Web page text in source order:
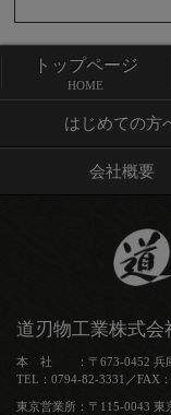
トップページ
はじめての方
会社概要
トップページ
HOME
道刃物工業株式会
本 社 ：〒673-0452 兵庫
TEL：0794-82-3331／FAX
東京営業所：〒115-0043 東